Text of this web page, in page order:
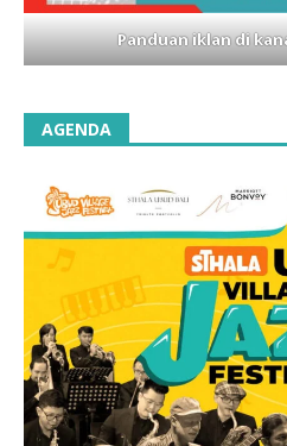
Panduan iklan di
AGENDA